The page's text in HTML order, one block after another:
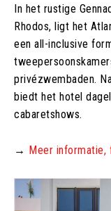
In het rustige
Rhodos, ligt het
een all-inclusive
privézwembaden.
biedt het hotel
cabaretshows.
→ Meer informatie,